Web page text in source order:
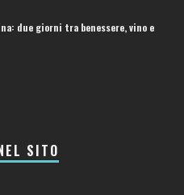
due giorni tra benessere, vino e
SITO